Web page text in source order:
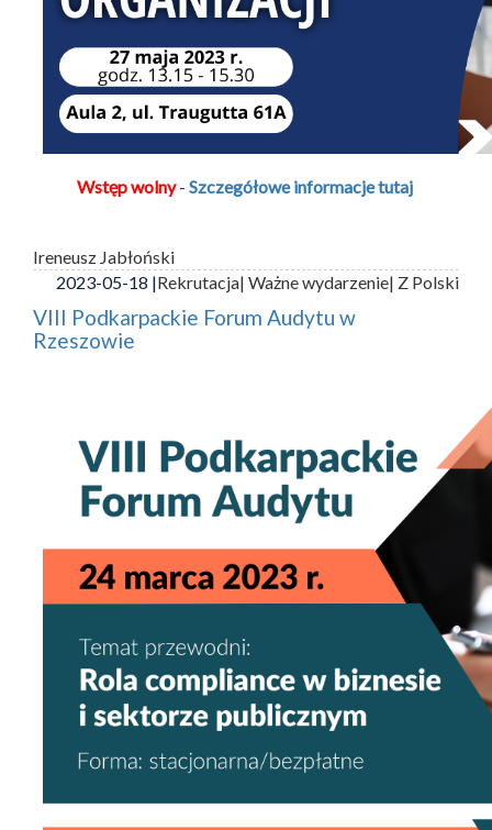
Wstęp wolny- Szczegółowe informacje tutaj
Ireneusz Jabłoński
2023-05-18 |Rekrutacja| Ważne wydarzenie| Z Polski
VIII Podkarpackie Forum Audytu w
Rzeszowie